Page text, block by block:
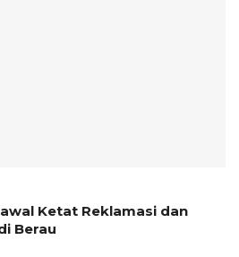
Ketat Reklamasi dan
Berau